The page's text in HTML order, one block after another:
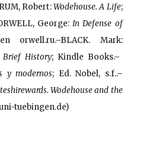
Robert:Wodehouse. A Life;
George:In Defense of
orwell.ru.–BLACK. Mark:
History; Kindle Books.–
y modernos; Ed. Nobel, s.f..–
Wodehouse and the
tuebingen.de)